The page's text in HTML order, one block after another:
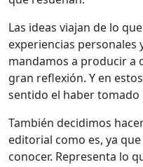
Las ideas viajan de lo
experiencias personales
mandamos a producir a
gran reflexión. Y en
sentido el haber
También decidimos
editorial como es, ya
conocer. Representa lo